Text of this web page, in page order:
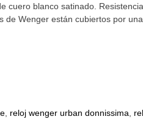
cuero blanco satinado.
de Wenger están cubiertos por
reloj wenger urban donnissima